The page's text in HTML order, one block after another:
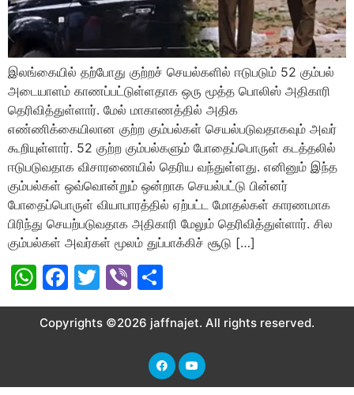
இலங்கையில் தற்போது குற்றச் செயல்களில் ஈடுபடும் 52 கும்பல்
அடையாளம் காணப்பட்டுள்ளதாக ஒரு மூத்த பொலிஸ் அதிகாரி
தெரிவித்துள்ளார். மேல் மாகாணத்தில் அதிக
எண்ணிக்கையிலான குற்ற கும்பல்கள் செயல்படுவதாகவும் அவர்
கூறியுள்ளார். 52 குற்ற கும்பல்களும் போதைப்பொருள் கடத்தலில்
ஈடுபடுவதாக விசாரணையில் தெரிய வந்துள்ளது. எனினும் இந்த
கும்பல்கள் ஒவ்வொன்றும் ஒன்றாக செயல்பட்டு பின்னர்
போதைப்பொருள் வியாபாரத்தில் ஏற்பட்ட மோதல்கள் காரணமாக
பிரிந்து செயற்படுவதாக அதிகாரி மேலும் தெரிவித்துள்ளார். சில
கும்பல்கள் அவர்கள் மூலம் துப்பாக்கிச் சூடு […]
WhatsApp
Facebook
Twitter
Viber
Copyrights ©2026 jaffnajet. All rights reserved.